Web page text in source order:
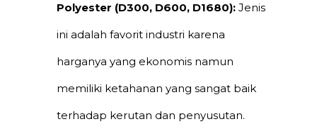
Polyester (D300, D600, D1680): Jenis
ini adalah favorit industri karena
harganya yang ekonomis namun
memiliki ketahanan yang sangat baik
terhadap kerutan dan penyusutan.